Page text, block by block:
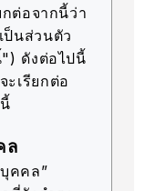
กต่อจากนี้ว่า
นส่วนตัว
ดังต่อไปนี้
เรียกต่อ
ล
คคล”